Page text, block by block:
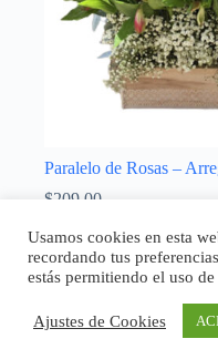
Paralelo de Rosas –
$209,00
Enamorados,
Seleccionar
Usamos cookies en esta
recordando tus
estás permitiendo el uso
Ajustes de Cookies